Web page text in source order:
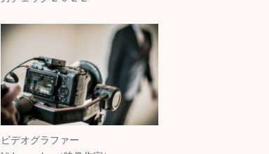
ビデオグラファー